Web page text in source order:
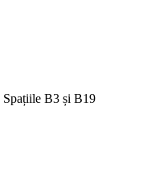
B3 și B19